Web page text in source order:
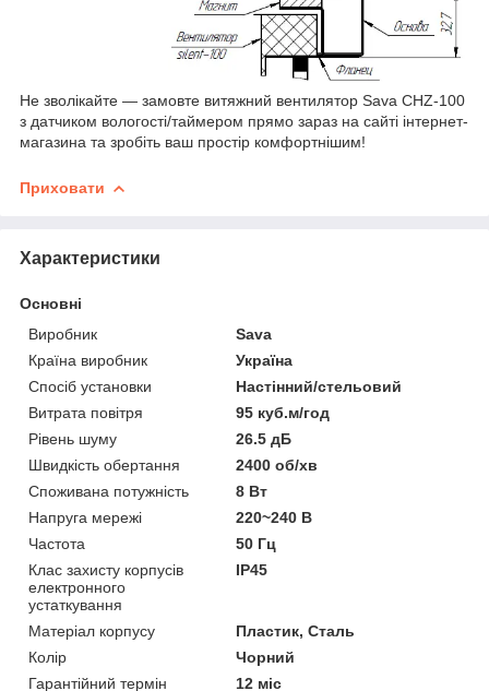
Не зволікайте — замовте витяжний вентилятор Sava CHZ-100
з датчиком вологості/таймером прямо зараз на сайті інтернет-
магазина та зробіть ваш простір комфортнішим!
Приховати
Характеристики
Основні
Виробник
Sava
Країна виробник
Україна
Спосіб установки
Настінний/стельовий
Витрата повітря
95 куб.м/год
Рівень шуму
26.5 дБ
Швидкість обертання
2400 об/хв
Споживана потужність
8 Вт
Напруга мережі
220~240 В
Частота
50 Гц
Клас захисту корпусів
електронного
устаткування
IP45
Матеріал корпусу
Пластик, Сталь
Колір
Чорний
Гарантійний термін
12 міс